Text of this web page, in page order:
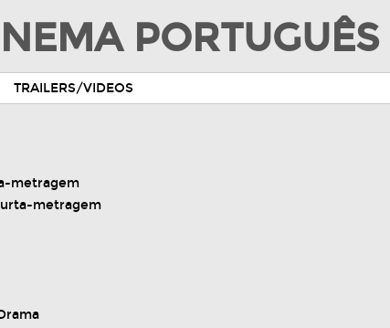
PORTUGUÊS
TRAILERS/VIDEOS
metragem
metragem